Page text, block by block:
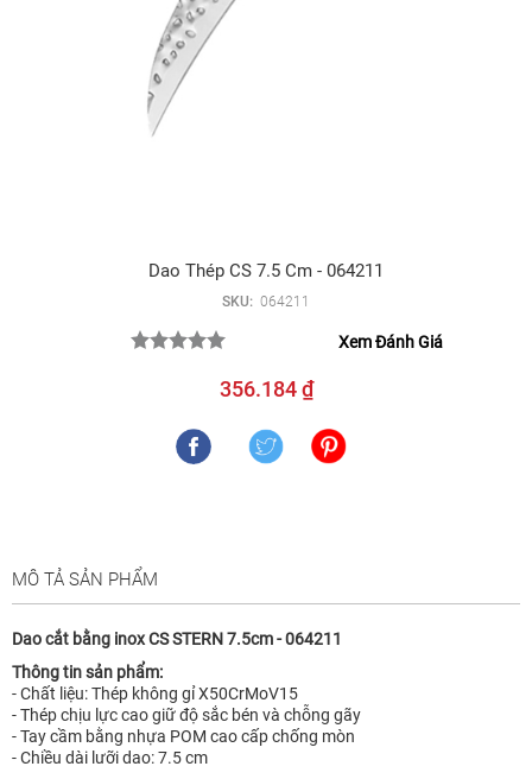
Dao Thép CS 7.5 Cm - 064211
SKU: 064211
Xem Đánh Giá
356.184 ₫
MÔ TẢ SẢN PHẨM
Dao cắt bằng inox CS STERN 7.5cm - 064211
Thông tin sản phẩm:
- Chất liệu: Thép không gỉ X50CrMoV15
- Thép chịu lực cao giữ độ sắc bén và chỗng gãy
- Tay cầm bằng nhựa POM cao cấp chống mòn
- Chiều dài lưỡi dao: 7.5 cm